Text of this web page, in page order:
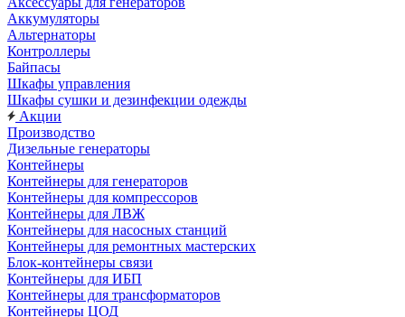
Аккумуляторы
Альтернаторы
Контроллеры
Байпасы
Шкафы управления
Шкафы сушки и дезинфекции одежды
Акции
Производство
Дизельные генераторы
Контейнеры
Контейнеры для генераторов
Контейнеры для компрессоров
Контейнеры для ЛВЖ
Контейнеры для насосных станций
Контейнеры для ремонтных мастерских
Блок-контейнеры связи
Контейнеры для ИБП
Контейнеры для трансформаторов
Контейнеры ЦОД